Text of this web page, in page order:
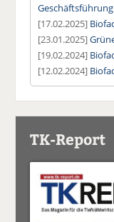
Geschäftsführung
[17.02.2025]
[23.01.2025]
[19.02.2024]
[12.02.2024]
TK-Report